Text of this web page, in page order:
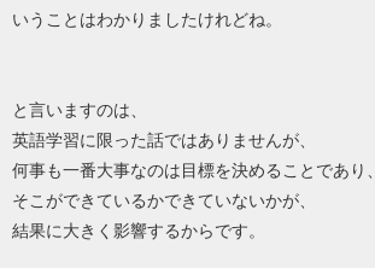
いうことはわかりましたけれどね。
と言いますのは、
英語学習に限った話ではありませんが、
何事も一番大事なのは目標を決めることであり、
そこができているかできていないかが、
結果に大きく影響するからです。